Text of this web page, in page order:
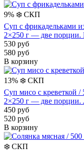
9% ❄️ СКП
Суп с фрикадельками
2×250 г — две порции.
530 руб
580 руб
В корзину
13% ❄️ СКП
Суп мисо с креветкой /
2×250 г — две порции.
450 руб
520 руб
В корзину
❄️ СКП